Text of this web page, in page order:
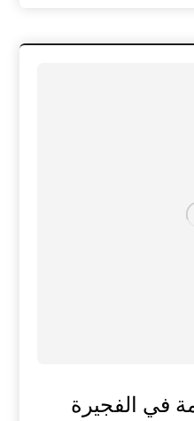
في الفجيرة